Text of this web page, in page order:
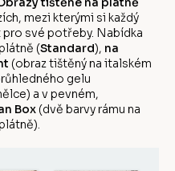
mezi kterými si každý
pro své potřeby. Nabídka
(Standard), na
(obraz tištěný na italském
gelu
a v pevném,
Box (dvě barvy rámu na